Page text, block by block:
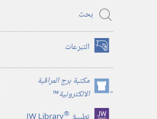
بحث
التبرعات (يفتح
نافذة
جديدة) مكتبة برج المراقبة
الالكترونية™
(يفتح
نافذة
®